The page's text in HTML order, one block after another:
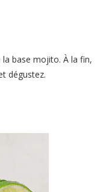
la base mojito. À la fin,
dégustez.